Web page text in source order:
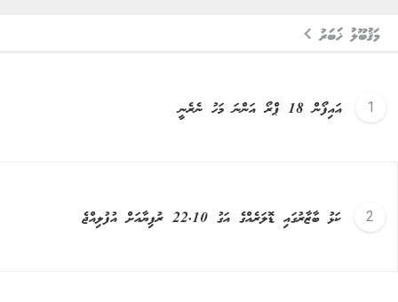
މަޤުބޫލު ޚަބަރު
އައިފޯން 18 ޕްރޯ އަންނަ މަހު ނެރެނީ
ކަޅު ބާޒާރުގައި ޑޮލަރެއްގެ އަގު 22.10 ރުފިޔާއަށް އުފުލިއްޖެ